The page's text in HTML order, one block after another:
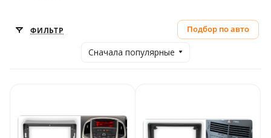
ФИЛЬТР Подбор по авто
Сначала популярные